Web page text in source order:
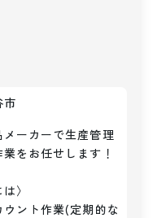
市
メーカーで生産管理
をお任せします！
〉
ント作業(定期的な